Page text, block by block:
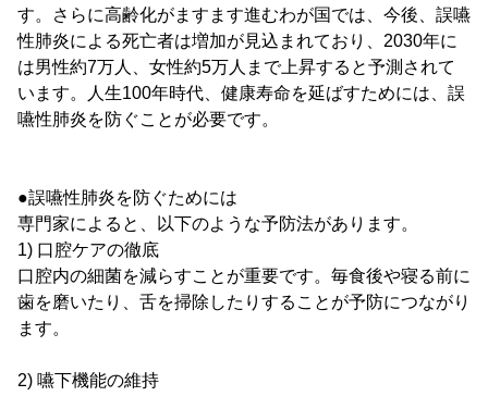
す。さらに高齢化がますます進むわが国では、今後、誤嚥
性肺炎による死亡者は増加が見込まれており、2030年に
は男性約7万人、女性約5万人まで上昇すると予測されて
います。人生100年時代、健康寿命を延ばすためには、誤
嚥性肺炎を防ぐことが必要です。
●誤嚥性肺炎を防ぐためには
専門家によると、以下のような予防法があります。
1) 口腔ケアの徹底
口腔内の細菌を減らすことが重要です。毎食後や寝る前に
歯を磨いたり、舌を掃除したりすることが予防につながり
ます。
2) 嚥下機能の維持